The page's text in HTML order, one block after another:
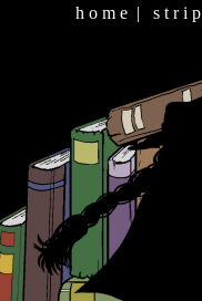
h o m e | s t r i p